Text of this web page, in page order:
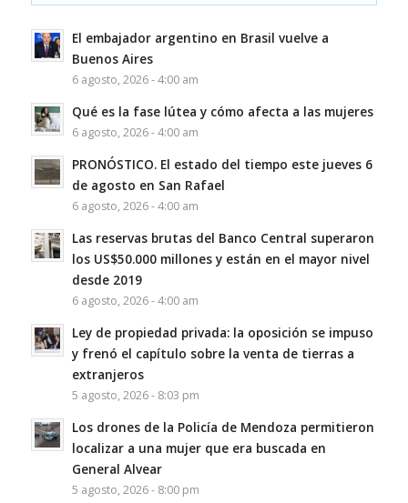
El embajador argentino en Brasil vuelve a
Buenos Aires
6 agosto, 2026 - 4:00 am
Qué es la fase lútea y cómo afecta a las mujeres
6 agosto, 2026 - 4:00 am
PRONÓSTICO. El estado del tiempo este jueves 6
de agosto en San Rafael
6 agosto, 2026 - 4:00 am
Las reservas brutas del Banco Central superaron
los US$50.000 millones y están en el mayor nivel
desde 2019
6 agosto, 2026 - 4:00 am
Ley de propiedad privada: la oposición se impuso
y frenó el capítulo sobre la venta de tierras a
extranjeros
5 agosto, 2026 - 8:03 pm
Los drones de la Policía de Mendoza permitieron
localizar a una mujer que era buscada en
General Alvear
5 agosto, 2026 - 8:00 pm